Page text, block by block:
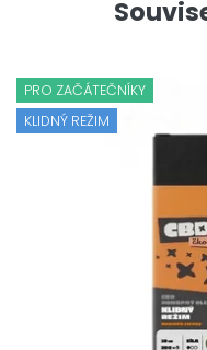
PRO ZAČÁTEČNÍKY
KLIDNÝ REŽIM